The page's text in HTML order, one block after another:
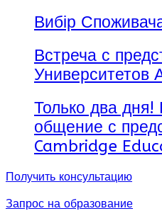
Вибір
Встреча с
Университетов
Только два
общение с
Cambridge
Получить консультацию
Запрос на образование